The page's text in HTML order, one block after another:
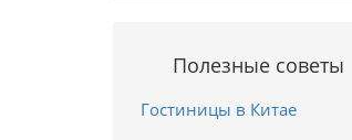
Полезные советы
Гостиницы в Китае